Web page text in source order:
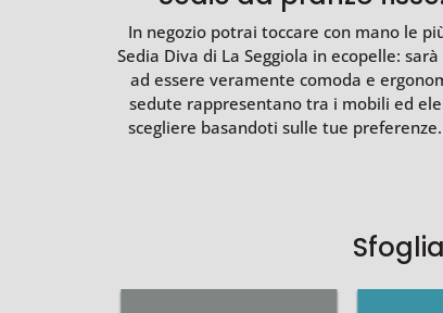
In negozio potrai toccare con mano le
Sedia Diva di La Seggiola in ecopelle:
ad essere veramente comoda e
sedute rappresentano tra i mobili ed
scegliere basandoti sulle tue